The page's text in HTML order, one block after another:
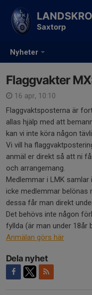
Nyheter
Saxtorp
Flaggvakter
16 apr, 10:10
Flaggvaktsposterna är
allas hjälp med att
kan vi inte köra någon
Vi vill ha
anmäl er direkt så att ni
och arrangemang.
Medlemmar i LMK
icke medlemmar belönas
dessa får man direkt
Det behövs inte någon
fyllda (är man under 18år
Anmälan görs här
Dela nyhet